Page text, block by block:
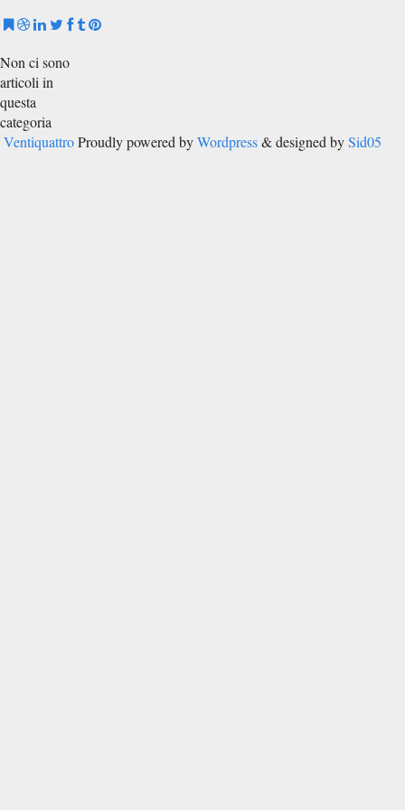
Non ci sono
articoli in
questa
categoria
Ventiquattro Proudly powered byWordpress& designed bySid05